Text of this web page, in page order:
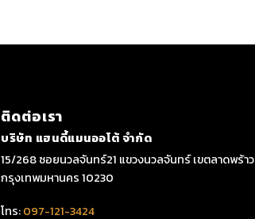
ติดต่อเรา
บริษัท แฮนดี้แมนออโต้ จำกัด
15/268 ซอยนวลจันทร์21 แขวงนวลจันทร์ เขตลาดพร้าว
กรุงเทพมหานคร 10230
โทร:097-121-3424